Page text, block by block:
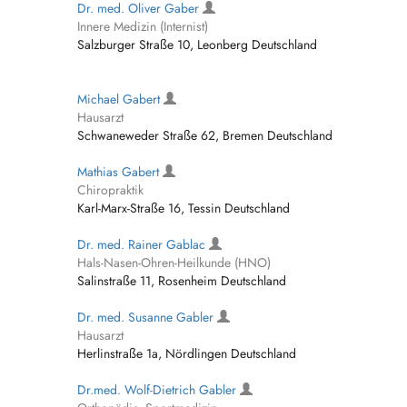
Dr. med. Oliver Gaber
Innere Medizin (Internist)
Salzburger Straße 10, Leonberg Deutschland
Michael Gabert
Hausarzt
Schwaneweder Straße 62, Bremen Deutschland
Mathias Gabert
Chiropraktik
Karl-Marx-Straße 16, Tessin Deutschland
Dr. med. Rainer Gablac
Hals-Nasen-Ohren-Heilkunde (HNO)
Salinstraße 11, Rosenheim Deutschland
Dr. med. Susanne Gabler
Hausarzt
Herlinstraße 1a, Nördlingen Deutschland
Dr.med. Wolf-Dietrich Gabler